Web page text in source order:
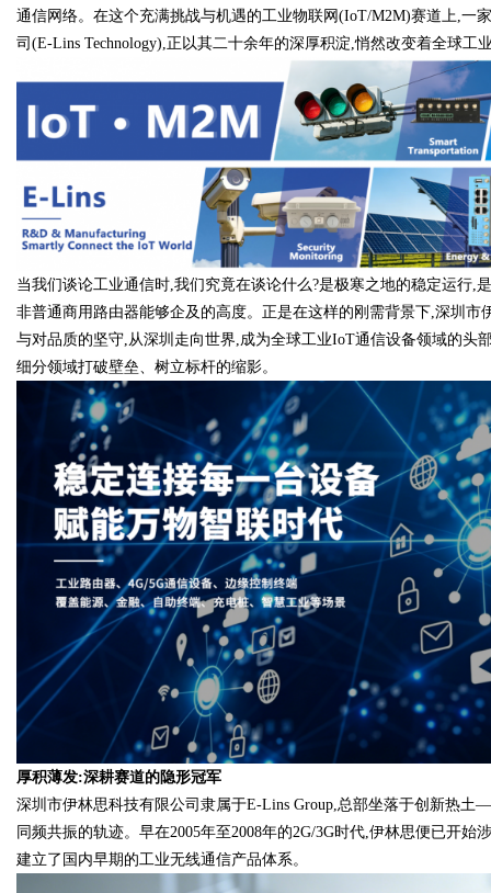
Bo
通信网络。在这个充满挑战与机遇的工业物联网(IoT/M2M)赛道上,
司(E-Lins Technology),正以其二十余年的深厚积淀,悄然改变着全球工
当我们谈论工业通信时,我们究竟在谈论什么?是极寒之地的稳定运行
非普通商用路由器能够企及的高度。正是在这样的刚需背景下,深圳
与对品质的坚守,从深圳走向世界,成为全球工业IoT通信设备领域的头
细分领域打破壁垒、树立标杆的缩影。
厚积薄发:深耕赛道的隐形冠军
深圳市伊林思科技有限公司隶属于E-Lins Group,总部坐落于创新热
同频共振的轨迹。早在2005年至2008年的2G/3G时代,伊林思便已开
建立了国内早期的工业无线通信产品体系。